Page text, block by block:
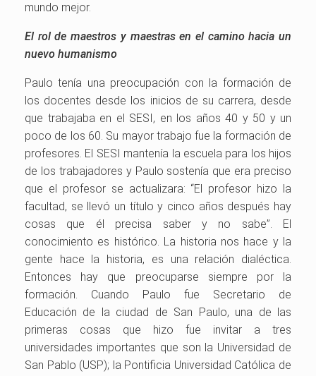
mundo mejor.
El rol de maestros y maestras en el camino hacia un
nuevo humanismo
Paulo tenía una preocupación con la formación de
los docentes desde los inicios de su carrera, desde
que trabajaba en el SESI, en los años 40 y 50 y un
poco de los 60. Su mayor trabajo fue la formación de
profesores. El SESI mantenía la escuela para los hijos
de los trabajadores y Paulo sostenía que era preciso
que el profesor se actualizara: “El profesor hizo la
facultad, se llevó un título y cinco años después hay
cosas que él precisa saber y no sabe”. El
conocimiento es histórico. La historia nos hace y la
gente hace la historia, es una relación dialéctica.
Entonces hay que preocuparse siempre por la
formación. Cuando Paulo fue Secretario de
Educación de la ciudad de San Paulo, una de las
primeras cosas que hizo fue invitar a tres
universidades importantes que son la Universidad de
San Pablo (USP); la Pontificia Universidad Católica de